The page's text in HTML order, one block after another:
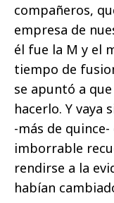
compañeros,
empresa de
él fue la M y el
tiempo de
se apuntó a
hacerlo. Y vaya
-más de
imborrable
rendirse a la
habían